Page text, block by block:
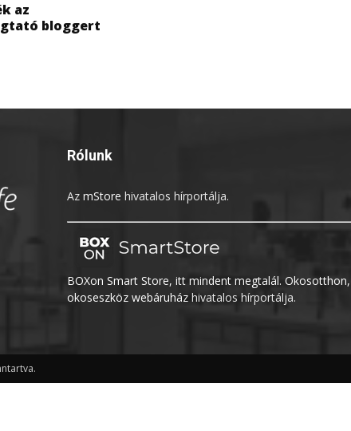
az
bloggert
Rólunk
Az mStore hivatalos hírportálja.
BOXon Smart Store, itt mindent megtalál. Okosotthon,
okoseszköz webáruház hivatalos hírportálja.